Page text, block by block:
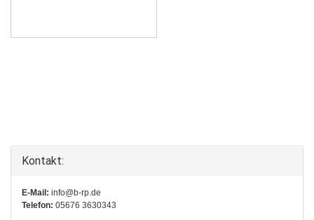
Kontakt:
E-Mail: info@b-rp.de
Telefon: 05676 3630343